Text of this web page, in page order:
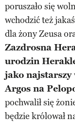
poruszało się
wchodzić też
dla żony Zeusa
Zazdrosna
urodzin
jako najstarszy
Argos na
pochwalił się
będzie królował